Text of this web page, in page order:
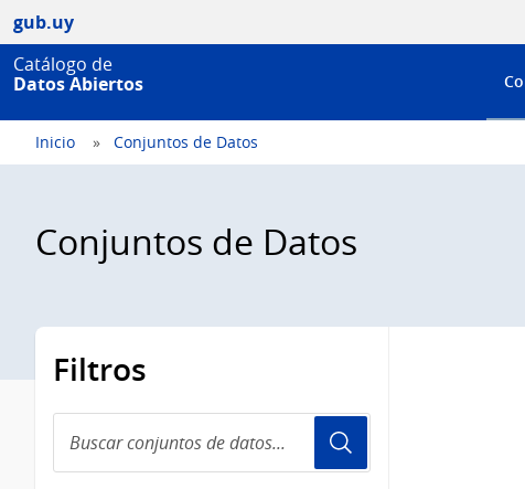
gub.uy
Catálogo de
Datos Abiertos
Inicio Conjuntos de Datos
Conjuntos de Datos
Filtros
conjuntos
de